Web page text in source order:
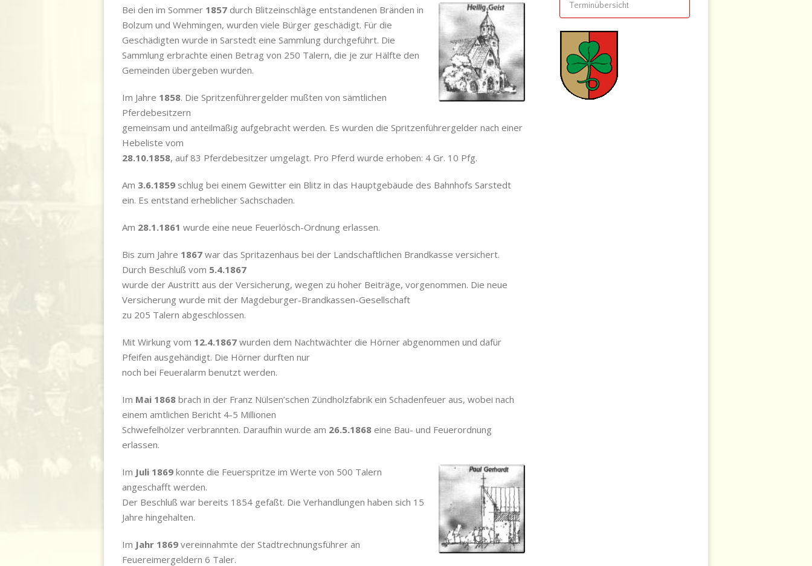
Bei den im Sommer 1857 durch Blitzeinschläge entstandenen Bränden in
Bolzum und Wehmingen, wurden viele Bürger geschädigt. Für die
Geschädigten wurde in Sarstedt eine Sammlung durchgeführt. Die
Sammlung erbrachte einen Betrag von 250 Talern, die je zur Hälfte den
Gemeinden übergeben wurden.
Im Jahre 1858. Die Spritzenführergelder mußten von sämtlichen
Pferdebesitzern
gemeinsam und anteilmäßig aufgebracht werden. Es wurden die Spritzenführergelder nach einer
Hebeliste vom
28.10.1858, auf 83 Pferdebesitzer umgelagt. Pro Pferd wurde erhoben: 4 Gr. 10 Pfg.
Am 3.6.1859 schlug bei einem Gewitter ein Blitz in das Hauptgebäude des Bahnhofs Sarstedt
ein. Es entstand erheblicher Sachschaden.
Am 28.1.1861 wurde eine neue Feuerlösch-Ordnung erlassen.
Bis zum Jahre 1867 war das Spritazenhaus bei der Landschaftlichen Brandkasse versichert.
Durch Beschluß vom 5.4.1867
wurde der Austritt aus der Versicherung, wegen zu hoher Beiträge, vorgenommen. Die neue
Versicherung wurde mit der Magdeburger-Brandkassen-Gesellschaft
zu 205 Talern abgeschlossen.
Mit Wirkung vom 12.4.1867 wurden dem Nachtwächter die Hörner abgenommen und dafür
Pfeifen ausgehändigt. Die Hörner durften nur
noch bei Feueralarm benutzt werden.
Im Mai 1868 brach in der Franz Nülsen’schen Zündholzfabrik ein Schadenfeuer aus, wobei nach
einem amtlichen Bericht 4-5 Millionen
Schwefelhölzer verbrannten. Daraufhin wurde am 26.5.1868 eine Bau- und Feuerordnung
erlassen.
Im Juli 1869 konnte die Feuerspritze im Werte von 500 Talern
angeschafft werden.
Der Beschluß war bereits 1854 gefaßt. Die Verhandlungen haben sich 15
Jahre hingehalten.
Im Jahr 1869 vereinnahmte der Stadtrechnungsführer an
Feuereimergeldern 6 Taler.
Terminübersicht